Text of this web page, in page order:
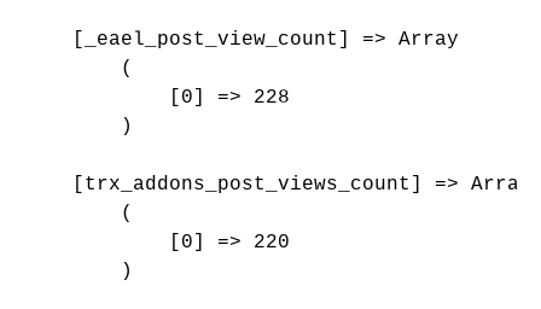
    [_eael_post_view_count] => Array
        (
            [0] => 228
        )
    [trx_addons_post_views_count] => Array
        (
            [0] => 220
        )